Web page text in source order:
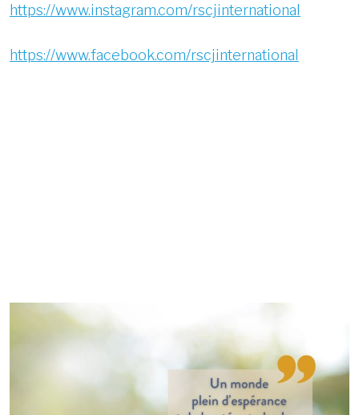
https://www.instagram.com/rscjinternational
https://www.facebook.com/rscjinternational